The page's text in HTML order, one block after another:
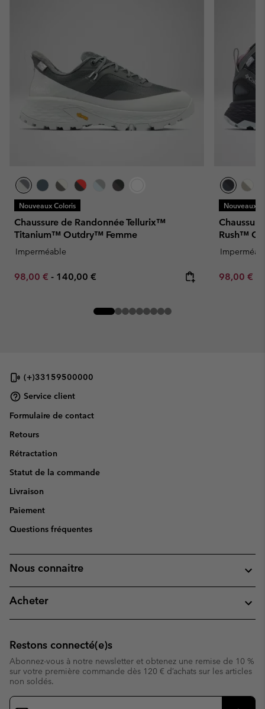
Nouveaux Coloris
Chaussure de Randonnée Tellurix™
Titanium™ Outdry™ Femme
Imperméable
Minimum sale price:
98,00 € - Maximum price:
140,00 €
Nouveaux
Rush™
Minimum
98,00 €
(+)33159500000
Service client
Formulaire de contact
Retours
Rétractation
Statut de la commande
Livraison
Paiement
Questions fréquentes
Nous connaitre
Acheter
Restons connecté(e)s
Abonnez-vous à notre newsletter et obtenez une remise de 10 %
sur votre première commande dès 120 € d’achats sur les articles
non soldés.
Inscription